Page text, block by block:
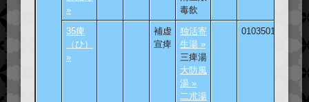
»
毒飲
35痺
（ひ）
»
補虚
宣痺
独活寄
生湯 »
三痺湯
大防風
湯 »
二朮湯
010350101